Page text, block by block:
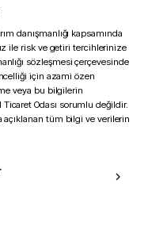
danışmanlığı kapsamında
ile risk ve getiri tercihlerinize
sözleşmesi çerçevesinde
için azami özen
veya bu bilgilerin
Odası sorumlu değildir.
açıklanan tüm bilgi ve verilerin